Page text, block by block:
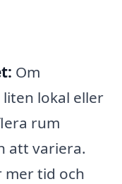
Om
lokal eller
rum
att variera.
mer tid och